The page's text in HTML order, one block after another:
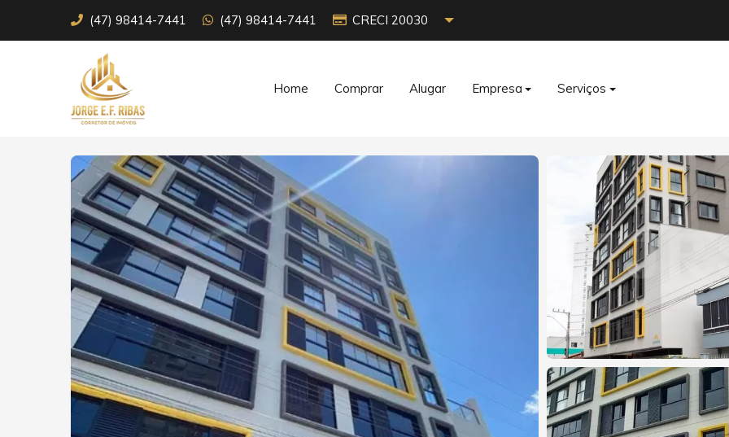
(47) 98414-7441 (47) 98414-7441 CRECI 20030
Home Comprar Alugar Empresa Serviços